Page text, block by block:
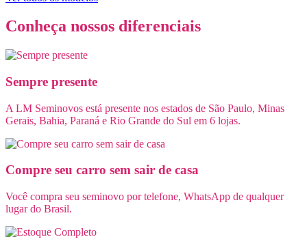
Conheça nossos diferenciais
Sempre presente
A LM Seminovos está presente nos estados de São Paulo, Minas
Gerais, Bahia, Paraná e Rio Grande do Sul em 6 lojas.
Compre seu carro sem sair de casa
Você compra seu seminovo por telefone, WhatsApp de qualquer
lugar do Brasil.